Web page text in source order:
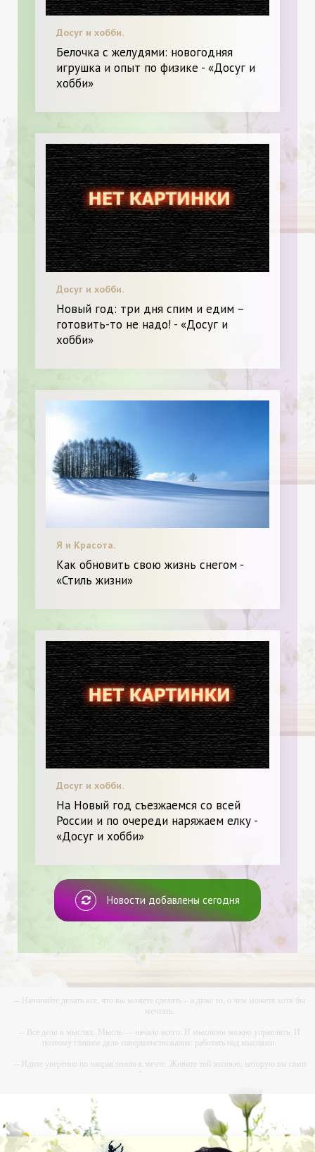
Досуг и хобби.
Белочка с желудями: новогодняя
игрушка и опыт по физике - «Досуг и
хобби»
Досуг и хобби.
Новый год: три дня спим и едим –
готовить-то не надо! - «Досуг и
хобби»
Я и Красота.
Как обновить свою жизнь снегом -
«Стиль жизни»
Досуг и хобби.
На Новый год съезжаемся со всей
России и по очереди наряжаем елку -
«Досуг и хобби»
Новости добавлены сегодня
-- Начинайте делать все, что вы можете сделать – и даже то, о чем можете хотя бы
мечтать.
-- Все дело в мыслях. Мысль — начало всего. И мыслями можно управлять. И
поэтому главное дело совершенствования: работать над мыслями.
-- Идите уверенно по направлению к мечте. Живите той жизнью, которую вы сами
-- Самое большое богатство — это ум. Самая большая нищета — глупость. Из всех
страхов самый пугающий — самолюбование.
-- Лучшее, что можно сделать с хорошим советом, это пропустить его мимо ушей. Он
никогда не бывает полезен никому, кроме того, кто его дал.